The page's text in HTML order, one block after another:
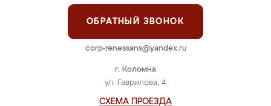
г. Коломна
ул. Гаврилова, 4
СХЕМА ПРОЕЗДА
ОБРАТНЫЙ ЗВОНОК
corp-renessans@yandex.ru